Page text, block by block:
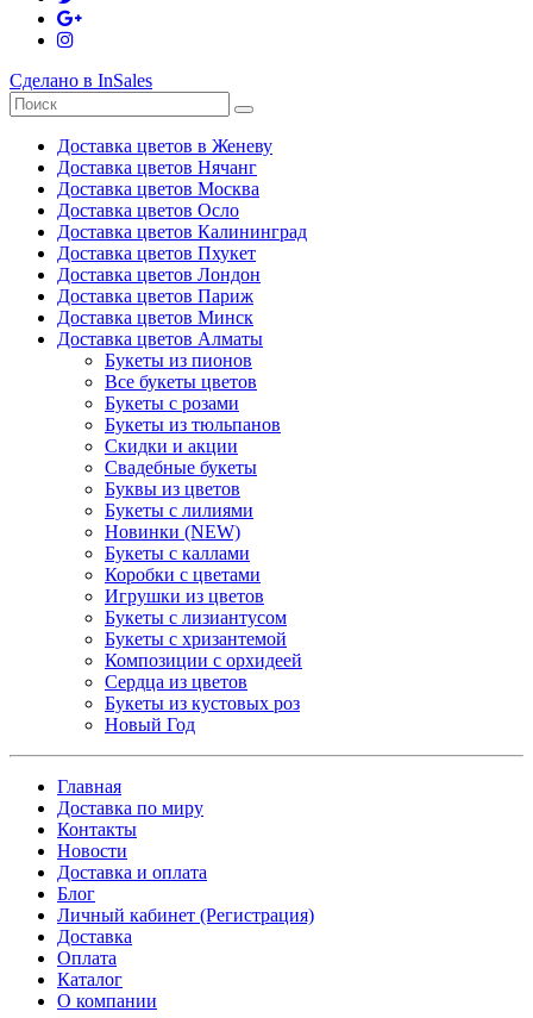
Сделано в InSales
Доставка цветов в Женеву
Доставка цветов Нячанг
Доставка цветов Москва
Доставка цветов Осло
Доставка цветов Калининград
Доставка цветов Пхукет
Доставка цветов Лондон
Доставка цветов Париж
Доставка цветов Минск
Доставка цветов Алматы
Букеты из пионов
Все букеты цветов
Букеты с розами
Букеты из тюльпанов
Скидки и акции
Свадебные букеты
Буквы из цветов
Букеты с лилиями
Новинки (NEW)
Букеты с каллами
Коробки с цветами
Игрушки из цветов
Букеты с лизиантусом
Букеты с хризантемой
Композиции с орхидеей
Сердца из цветов
Букеты из кустовых роз
Новый Год
Главная
Доставка по миру
Контакты
Новости
Доставка и оплата
Блог
Личный кабинет (Регистрация)
Доставка
Оплата
Каталог
О компании